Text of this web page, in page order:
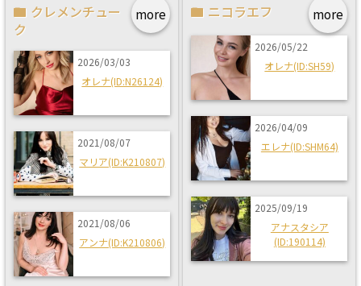
more
クレメンチュー
ク
2026/03/03
オレナ(ID:N26124)
2021/08/07
マリア(ID:K210807)
2021/08/06
アンナ(ID:K210806)
more
ニコラエフ
2026/05/22
オレナ(ID:SH59)
2026/04/09
エレナ(ID:SHM64)
2025/09/19
アナスタシア
(ID:190114)